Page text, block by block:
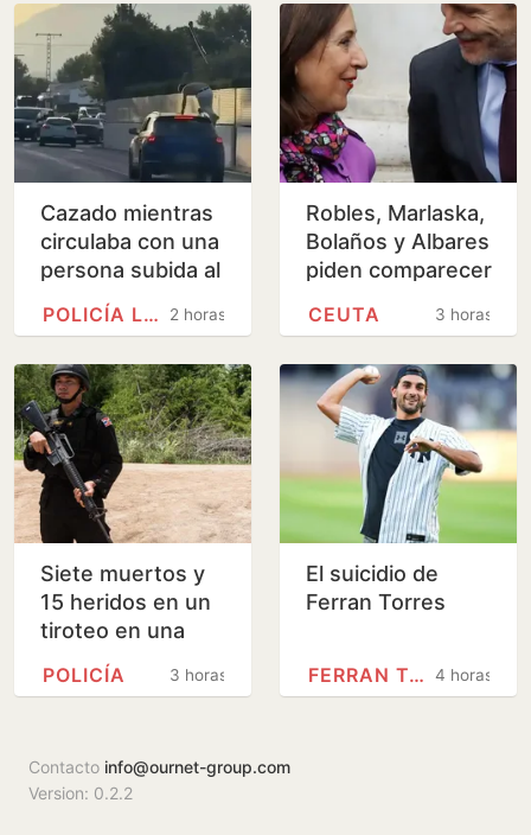
Cazado mientras
circulaba con una
persona subida al
techo del coche
por las calles de
2 horas
POLICÍA LOCAL
Robles, Marlaska,
Bolaños y Albares
piden comparecer
por la crisis de3 horas
CEUTA
Siete muertos y
15 heridos en un
tiroteo en una
escuela de
Tailandia
3 horas
POLICÍA
El suicidio de
Ferran Torres
4 horas
FERRAN TORRES
Contacto info@ournet-group.com
Version: 0.2.2